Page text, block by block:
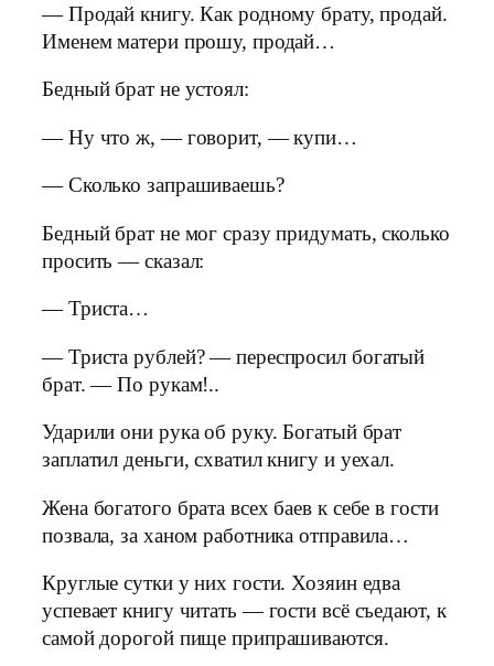
— Продай книгу. Как родному брату, продай.
Именем матери прошу, продай…
Бедный брат не устоял:
— Ну что ж, — говорит, — купи…
— Сколько запрашиваешь?
Бедный брат не мог сразу придумать, сколько
просить — сказал:
— Триста…
— Триста рублей? — переспросил богатый
брат. — По рукам!..
Ударили они рука об руку. Богатый брат
заплатил деньги, схватил книгу и уехал.
Жена богатого брата всех баев к себе в гости
позвала, за ханом работника отправила…
Круглые сутки у них гости. Хозяин едва
успевает книгу читать — гости всё съедают, к
самой дорогой пище припрашиваются.